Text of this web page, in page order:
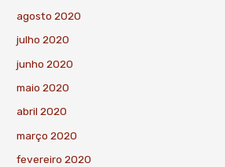
agosto 2020
julho 2020
junho 2020
maio 2020
abril 2020
março 2020
fevereiro 2020